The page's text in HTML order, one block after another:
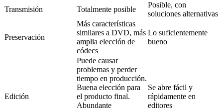
Transmisión
Totalmente posible
Posible, con
soluciones alternativas
Preservación
Más características
similares a DVD, más
amplia elección de
códecs
Lo suficientemente
bueno
Edición
Puede causar
problemas y perder
tiempo en producción.
Buena elección para
el producto final.
Abundante
Se abre fácil y
rápidamente en
editores